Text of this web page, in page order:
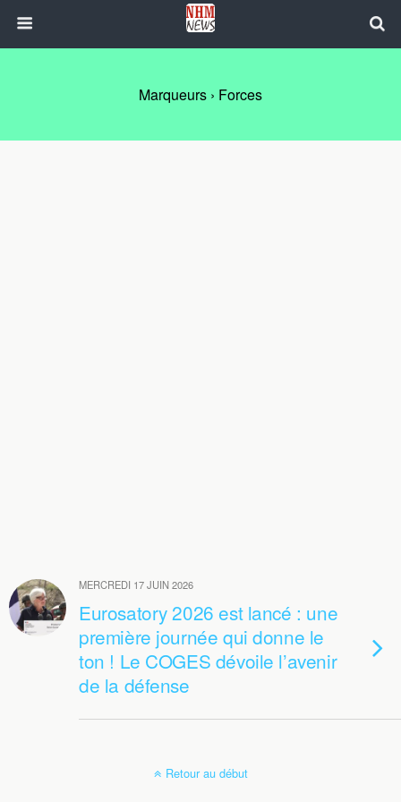
Marqueurs › Forces
MERCREDI 17 JUIN 2026
Eurosatory 2026 est lancé : une
première journée qui donne le
ton ! Le COGES dévoile l’avenir
de la défense
Retour au début